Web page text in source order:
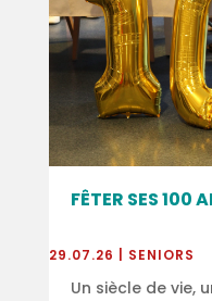
FÊTER SES 100
29.07.26 SENIORS
Un siècle de vie,